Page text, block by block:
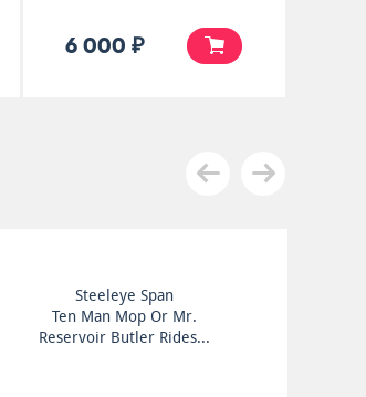
6 000 ₽
Bob Dylan
Bob Dylan